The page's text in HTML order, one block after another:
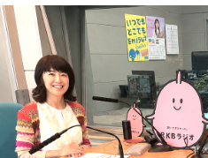
小山宙哉をゲストに迎える特別
弟スペシャル supported by
から放送。放送後には、地上波
ィレクターズカット版のポッド
る。